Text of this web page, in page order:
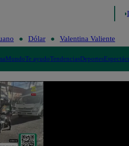
Dólar Valentina Valiente
MundoTe ayudoTendenciasDeportes